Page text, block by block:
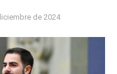
de 2024